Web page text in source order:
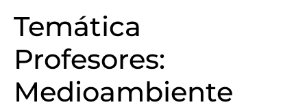
Temática
Profesores:
Medioambiente